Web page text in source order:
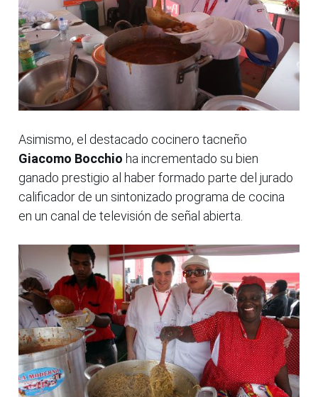
Asimismo, el destacado cocinero tacneño
Giacomo Bocchio ha incrementado su bien
ganado prestigio al haber formado parte del jurado
calificador de un sintonizado programa de cocina
en un canal de televisión de señal abierta.